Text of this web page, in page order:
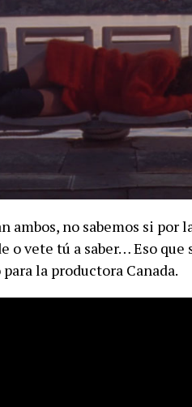
ambos, no sabemos si por
o vete tú a saber… Eso
la productora Canada.